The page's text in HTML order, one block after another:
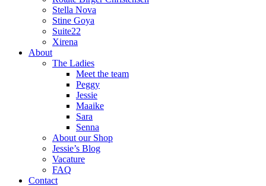
Stella Nova
Stine Goya
Suite22
Xirena
About
The Ladies
Meet the team
Peggy
Jessie
Maaike
Sara
Senna
About our Shop
Jessie’s Blog
Vacature
FAQ
Contact